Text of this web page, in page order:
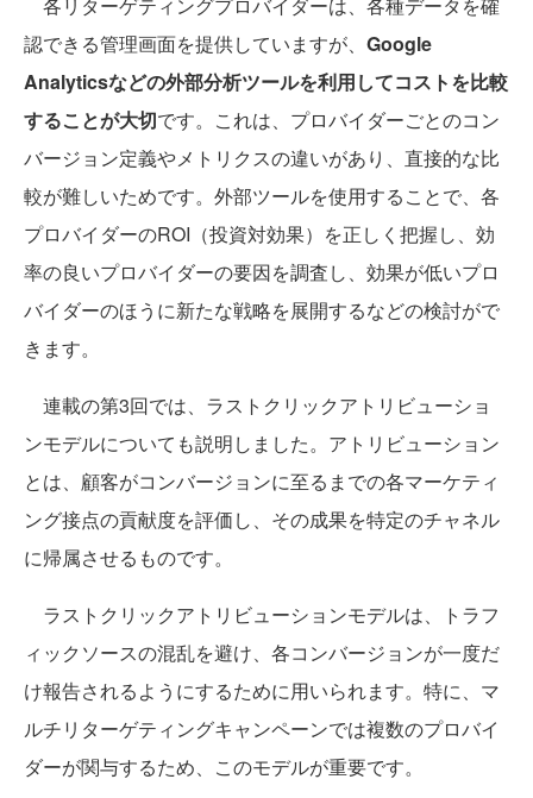
各リターゲティングプロバイダーは、各種データを確
認できる管理画面を提供していますが、 Google
Analyticsなどの外部分析ツールを利用してコストを比較
することが大切です。これは、プロバイダーごとのコン
バージョン定義やメトリクスの違いがあり、直接的な比
較が難しいためです。外部ツールを使用することで、各
プロバイダーのROI（投資対効果）を正しく把握し、効
率の良いプロバイダーの要因を調査し、効果が低いプロ
バイダーのほうに新たな戦略を展開するなどの検討がで
きます。
連載の第3回では、ラストクリックアトリビューショ
ンモデルについても説明しました。アトリビューション
とは、顧客がコンバージョンに至るまでの各マーケティ
ング接点の貢献度を評価し、その成果を特定のチャネル
に帰属させるものです。
ラストクリックアトリビューションモデルは、トラフ
ィックソースの混乱を避け、各コンバージョンが一度だ
け報告されるようにするために用いられます。特に、マ
ルチリターゲティングキャンペーンでは複数のプロバイ
ダーが関与するため、このモデルが重要です。